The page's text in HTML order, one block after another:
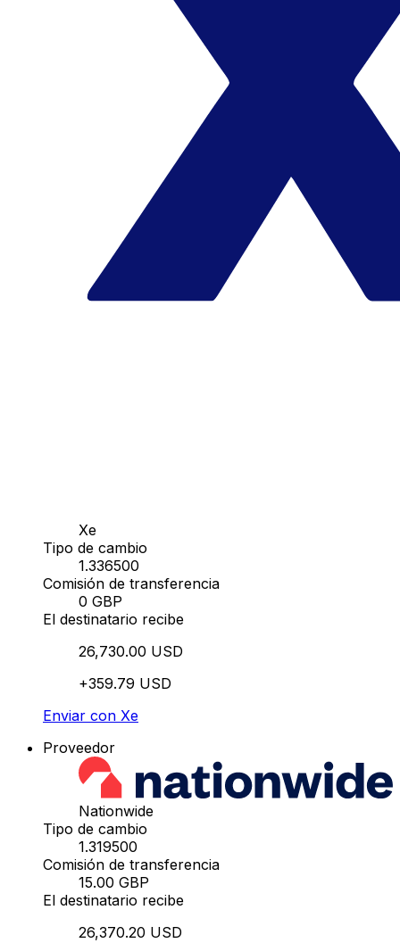
Xe
Tipo de cambio
1.336500
Comisión de transferencia
0 GBP
El destinatario recibe
26,730.00 USD
+359.79 USD
Enviar con Xe
Proveedor
Nationwide
Tipo de cambio
1.319500
Comisión de transferencia
15.00 GBP
El destinatario recibe
26,370.20 USD